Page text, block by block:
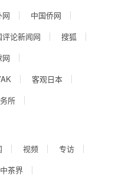
网
中国侨网
评论新闻网
搜狐
网
客观日本
所
视频
专访
茶界